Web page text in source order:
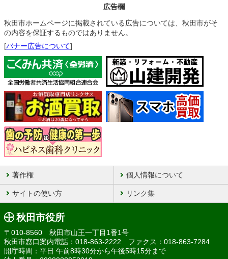
広告欄
秋田市ホームページに掲載されている広告については、秋田市がそ
の内容を保証するものではありません。
[バナー広告について]
著作権 個人情報について
サイトの使い方 リンク集
秋田市役所
〒010-8560 秋田市山王一丁目1番1号
秋田市窓口案内電話：018-863-2222 ファクス：018-863-7284
開庁時間：平日 午前8時30分から午後5時15分まで